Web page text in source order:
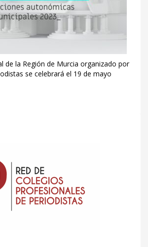
de la Región de Murcia organizado por
se celebrará el 19 de mayo